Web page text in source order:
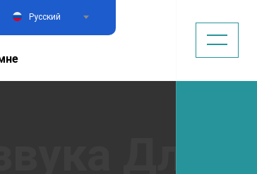
Русский